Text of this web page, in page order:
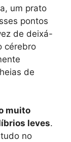
um prato
pontos
de deixá-
cérebro
de
muito
leves.
no